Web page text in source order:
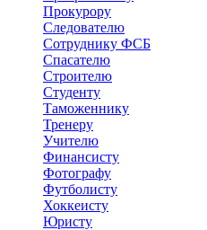
Прокурору
Следователю
Сотруднику ФСБ
Спасателю
Строителю
Студенту
Таможеннику
Тренеру
Учителю
Финансисту
Фотографу
Футболисту
Хоккеисту
Юристу